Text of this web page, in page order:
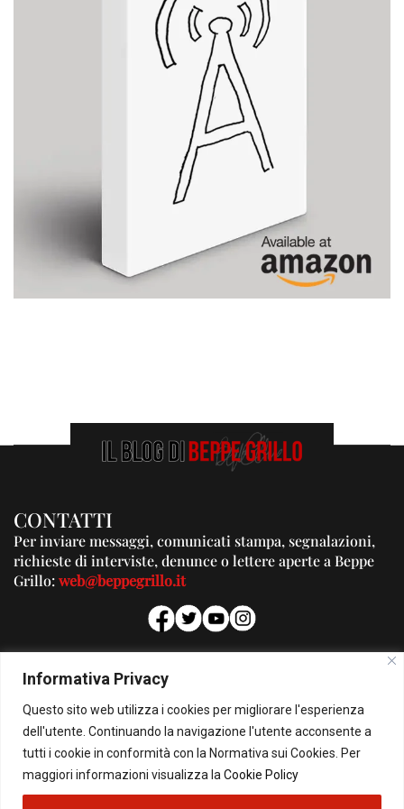
Informativa Privacy
Questo sito web utilizza i cookies per migliorare l'esperienza
dell'utente. Continuando la navigazione l'utente acconsente a
tutti i cookie in conformità con la Normativa sui Cookies. Per
maggiori informazioni visualizza la Cookie Policy
CONTATTI
Per inviare messaggi, comunicati stampa, segnalazioni,
richieste di interviste, denunce o lettere aperte a Beppe
Grillo:web@beppegrillo.it
PUBBLICITA'
Per la tua pubblicità su questo Blog:
pubblicita@beppegrillo.it